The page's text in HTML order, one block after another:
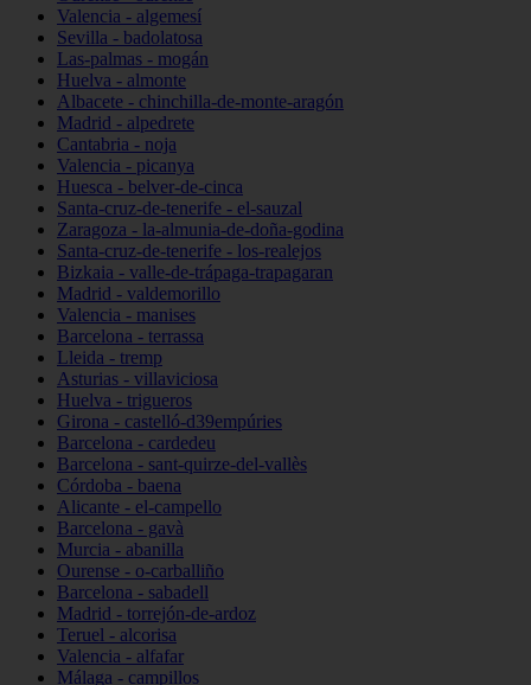
Valencia - algemesí
Sevilla - badolatosa
Las-palmas - mogán
Huelva - almonte
Albacete - chinchilla-de-monte-aragón
Madrid - alpedrete
Cantabria - noja
Valencia - picanya
Huesca - belver-de-cinca
Santa-cruz-de-tenerife - el-sauzal
Zaragoza - la-almunia-de-doña-godina
Santa-cruz-de-tenerife - los-realejos
Bizkaia - valle-de-trápaga-trapagaran
Madrid - valdemorillo
Valencia - manises
Barcelona - terrassa
Lleida - tremp
Asturias - villaviciosa
Huelva - trigueros
Girona - castelló-d39empúries
Barcelona - cardedeu
Barcelona - sant-quirze-del-vallès
Córdoba - baena
Alicante - el-campello
Barcelona - gavà
Murcia - abanilla
Ourense - o-carballiño
Barcelona - sabadell
Madrid - torrejón-de-ardoz
Teruel - alcorisa
Valencia - alfafar
Málaga - campillos